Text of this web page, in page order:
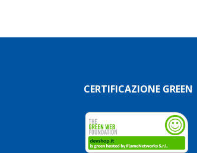
CERTIFICAZIONE GREEN